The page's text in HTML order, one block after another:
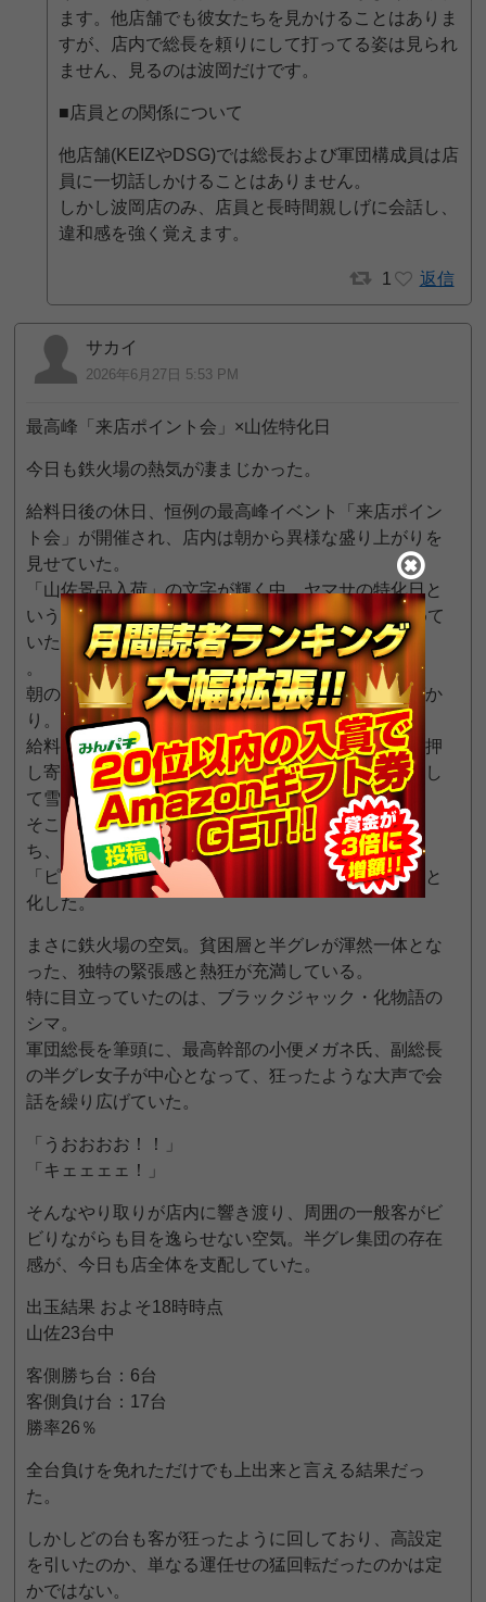
ます。他店舗でも彼女たちを見かけることはありま
すが、店内で総長を頼りにして打ってる姿は見られ
ません、見るのは波岡だけです。
■店員との関係について
他店舗(KEIZやDSG)では総長および軍団構成員は店
員に一切話しかけることはありません。
しかし波岡店のみ、店員と長時間親しげに会話し、
違和感を強く覚えます。
1 返信
サカイ
2026年6月27日 5:53 PM
最高峰「来店ポイント会」×山佐特化日
今日も鉄火場の熱気が凄まじかった。
給料日後の休日、恒例の最高峰イベント「来店ポイン
ト会」が開催され、店内は朝から異様な盛り上がりを
見せていた。
「山佐景品入荷」の文字が輝く中、ヤマサの特化日と
いうことで、店内の23台の山佐台は特に注目を集めて
いた
。
朝の開店前から並ぶ列は、いつもの底辺メンバーばか
り。
給料をもらったばかりの底辺作業員たちがわんさと押
し寄せ、フリータ、日雇い労働者たちが財布を厚くし
て雪崩れ込んできた。
そこに生活保護のアンちゃんたち、売春婦の女子た
ち、ジジイ連中が加わり、地域最大級の半グレ組織
「ピグミー軍団」も完全終結。店内は完全にカオスと
化した。
まさに鉄火場の空気。貧困層と半グレが渾然一体とな
った、独特の緊張感と熱狂が充満している。
特に目立っていたのは、ブラックジャック・化物語の
シマ。
軍団総長を筆頭に、最高幹部の小便メガネ氏、副総長
の半グレ女子が中心となって、狂ったような大声で会
話を繰り広げていた。
「うおおおお！！」
「キェェェェ！」
そんなやり取りが店内に響き渡り、周囲の一般客がビ
ビりながらも目を逸らせない空気。半グレ集団の存在
感が、今日も店全体を支配していた。
出玉結果 およそ18時時点
山佐23台中
客側勝ち台：6台
客側負け台：17台
勝率26％
全台負けを免れただけでも上出来と言える結果だっ
た。
しかしどの台も客が狂ったように回しており、高設定
を引いたのか、単なる運任せの猛回転だったのかは定
かではない。